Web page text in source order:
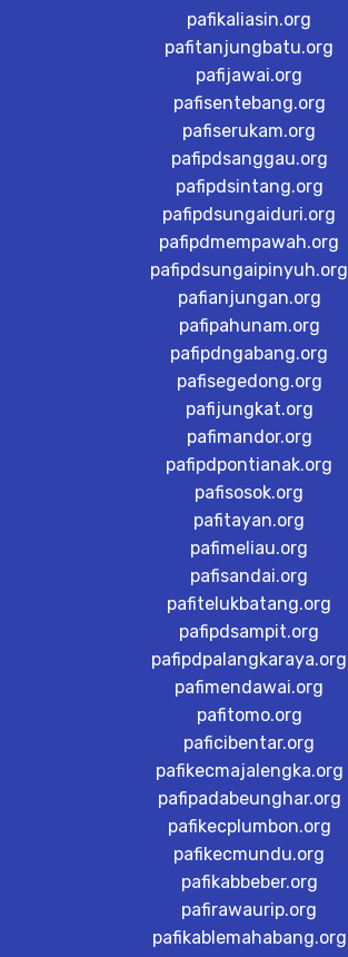
pafikaliasin.org
pafitanjungbatu.org
pafijawai.org
pafisentebang.org
pafiserukam.org
pafipdsanggau.org
pafipdsintang.org
pafipdsungaiduri.org
pafipdmempawah.org
pafipdsungaipinyuh.org
pafianjungan.org
pafipahunam.org
pafipdngabang.org
pafisegedong.org
pafijungkat.org
pafimandor.org
pafipdpontianak.org
pafisosok.org
pafitayan.org
pafimeliau.org
pafisandai.org
pafitelukbatang.org
pafipdsampit.org
pafipdpalangkaraya.org
pafimendawai.org
pafitomo.org
paficibentar.org
pafikecmajalengka.org
pafipadabeunghar.org
pafikecplumbon.org
pafikecmundu.org
pafikabbeber.org
pafirawaurip.org
pafikablemahabang.org